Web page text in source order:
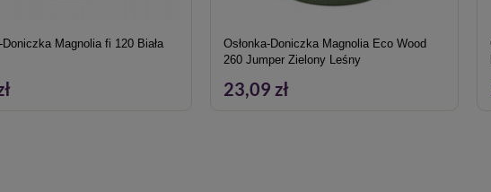
Doniczka Magnolia fi 120 Biała
Osłonka-Doniczka Magnolia Eco Wood
260 Jumper Zielony Leśny
23,09 zł